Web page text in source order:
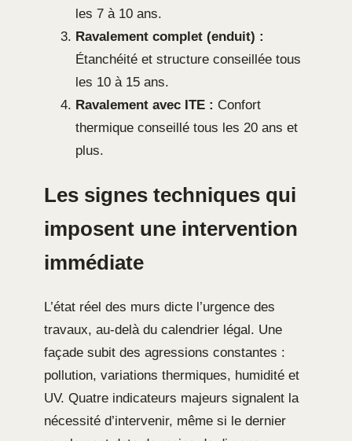
les 7 à 10 ans.
Ravalement complet (enduit) :
Étanchéité et structure conseillée tous
les 10 à 15 ans.
Ravalement avec ITE : Confort
thermique conseillé tous les 20 ans et
plus.
Les signes techniques qui
imposent une intervention
immédiate
L’état réel des murs dicte l’urgence des
travaux, au-delà du calendrier légal. Une
façade subit des agressions constantes :
pollution, variations thermiques, humidité et
UV. Quatre indicateurs majeurs signalent la
nécessité d’intervenir, même si le dernier